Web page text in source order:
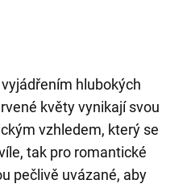
hlubokých
květy vynikají svou
vzhledem, který se
tak pro romantické
pečlivě uvázané, aby